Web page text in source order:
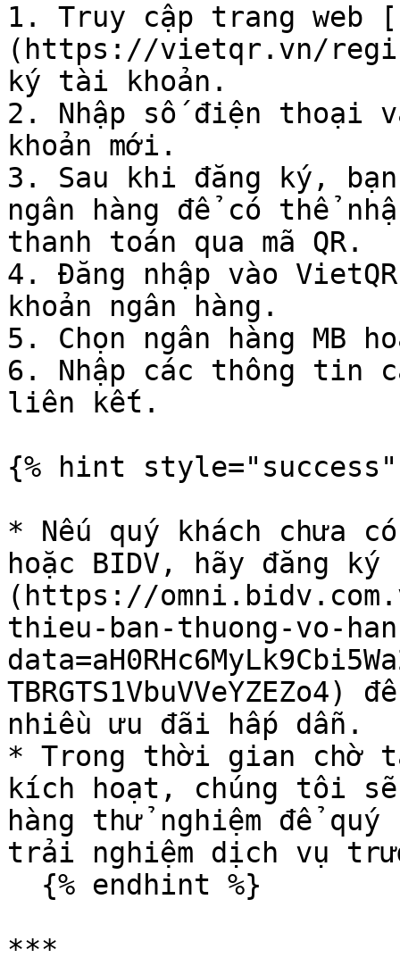
1. Truy cập trang web
(https://vietqr.vn/
ký tài khoản.
2. Nhập số điện thoại
khoản mới.
3. Sau khi đăng ký,
ngân hàng để có thể
thanh toán qua mã QR.
4. Đăng nhập vào
khoản ngân hàng.
5. Chọn ngân hàng MB
6. Nhập các thông tin
liên kết.
{% hint style="success"
* Nếu quý khách chưa
hoặc BIDV, hãy đăng
(https://
thieu-ban-thuong-vo-
nhiều ưu đãi hấp dẫn.
* Trong thời gian chờ
kích hoạt, chúng tôi
hàng thử nghiệm để
trải nghiệm dịch vụ
***